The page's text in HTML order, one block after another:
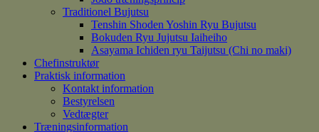
Traditionel Bujutsu
Tenshin Shoden Yoshin Ryu Bujutsu
Bokuden Ryu Jujutsu Iaiheiho
Asayama Ichiden ryu Taijutsu (Chi no maki)
Chefinstruktør
Praktisk information
Kontakt information
Bestyrelsen
Vedtægter
Træningsinformation